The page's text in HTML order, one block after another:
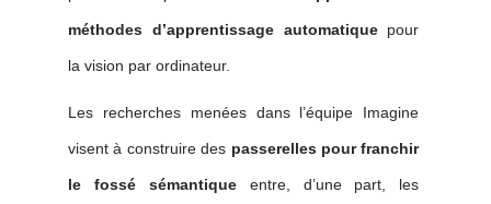
méthodes d’apprentissage automatiquepour
la vision par ordinateur.
Les recherches menées dans l’équipe Imagine
visent à construire des passerelles pour franchir
le fossé sémantiqueentre, d’une part, les